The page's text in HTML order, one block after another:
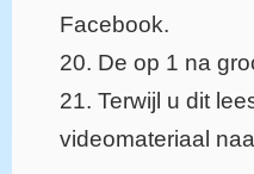
Facebook.
20. De op 1 na
21. Terwijl u dit
videomateriaal